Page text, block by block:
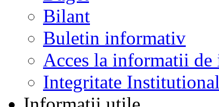
Bilant
Buletin informativ
Acces la informatii de
Integritate